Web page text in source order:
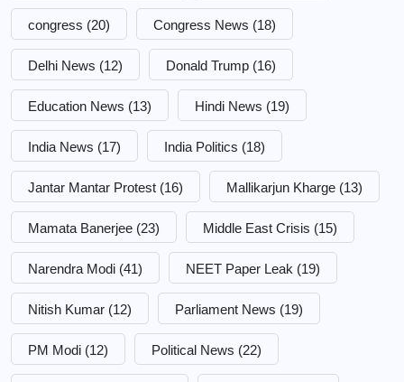
congress (20) Congress News (18)
Delhi News (12) Donald Trump (16)
Education News (13) Hindi News (19)
India News (17) India Politics (18)
Jantar Mantar Protest (16) Mallikarjun Kharge (13)
Mamata Banerjee (23) Middle East Crisis (15)
Narendra Modi (41) NEET Paper Leak (19)
Nitish Kumar (12) Parliament News (19)
PM Modi (12) Political News (22)